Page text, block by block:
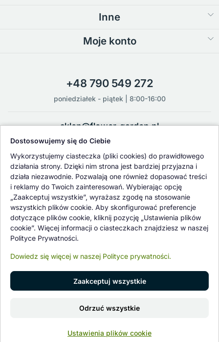
Dodaj do koszyka
Inne
Moje konto
+48 790 549 272
poniedziałek - piątek | 8:00-16:00
sklep@flower-garden.pl
Oferowane przez nas rośliny i nasiona podlegają regularnej ścisłej
kontroli jakości oraz kontroli zdrowotnej przeprowadzanej przez
wykwalifikowane osoby z Państwowej Inspekcji Ochrony Roślin i
Nasiennictwa.
© 1997 - 2026 flower-garden.pl | Wszelkie prawa zastrzeżone.
Dostosowujemy się do Ciebie
Wykorzystujemy ciasteczka (pliki cookies) do prawidłowego
działania strony. Dzięki nim strona jest bardziej przyjazna i
działa niezawodnie. Pozwalają one również dopasować treści
i reklamy do Twoich zainteresowań. Wybierając opcję
„Zaakceptuj wszystkie”, wyrażasz zgodę na stosowanie
wszystkich plików cookie. Aby skonfigurować preferencje
dotyczące plików cookie, kliknij pozycję „Ustawienia plików
cookie”. Więcej informacji o ciasteczkach znajdziesz w naszej
Polityce Prywatności.
Dowiedz się więcej w naszej Polityce prywatności.
Zaakceptuj wszystkie
Odrzuć wszystkie
Ustawienia plików cookie